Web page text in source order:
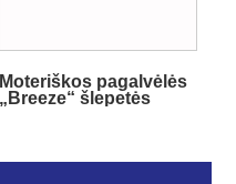
Moteriškos pagalvėlės
„Breeze“ šlepetės